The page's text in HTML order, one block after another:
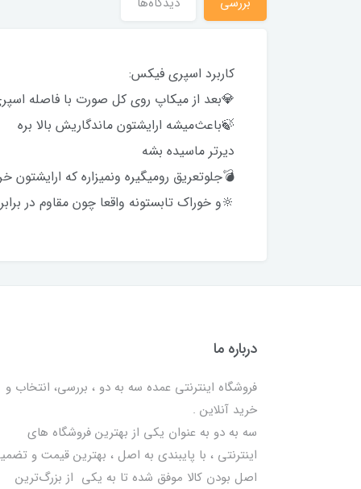
کاربرد اسپری فیکس:
💎بعد از میکاپ روی کل صورت با فاصله
🍃باعث‌میشه ارایشتون ماندگاریش بالا بره
دیرتر ماسیده بشه
💣جلو‌تعریق رو‌میگیره و‌نمیزاره که ارایشتون
🔆و خوراک تابستونه واقعا چون مقاوم در
درباره ما
فروشگاه اینترنتی عمده سه به دو ، بررسی، انتخاب و
خرید آنلاین .
سه به دو به عنوان یکی از بهترين فروشگاه های
اینترنتی ، با پایبندی به اصل ، بهترين قيمت و
اصل‌ بودن کالا موفق شده تا به يكي از بزرگ‌ترين